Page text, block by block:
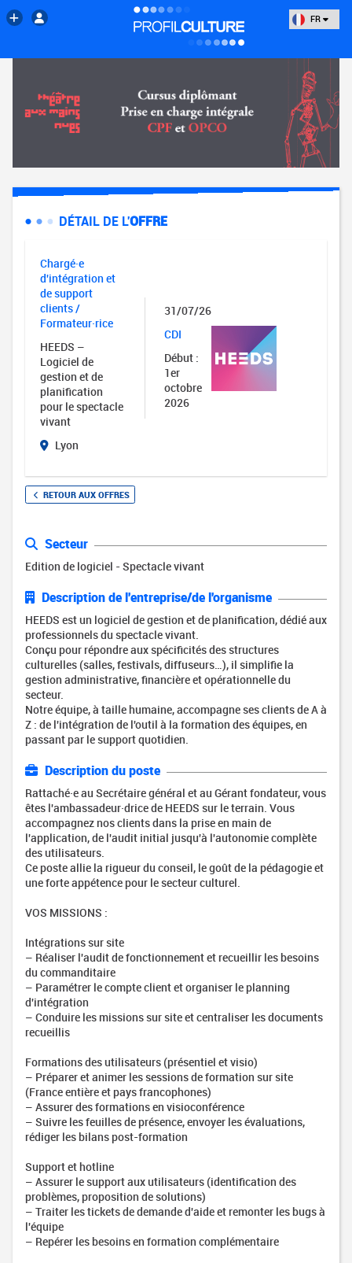
FR
DÉTAIL DE L'OFFRE
Chargé·e
d'intégration et
de support
clients /
Formateur·rice
HEEDS –
Logiciel de
gestion et de
planification
pour le spectacle
vivant
Lyon
31/07/26
CDI
Début :
1er
octobre
2026
RETOUR AUX OFFRES
Secteur
Edition de logiciel - Spectacle vivant
Description de l'entreprise/de l'organisme
HEEDS est un logiciel de gestion et de planification, dédié aux
professionnels du spectacle vivant.
Conçu pour répondre aux spécificités des structures
culturelles (salles, festivals, diffuseurs…), il simplifie la
gestion administrative, financière et opérationnelle du
secteur.
Notre équipe, à taille humaine, accompagne ses clients de A à
Z : de l'intégration de l'outil à la formation des équipes, en
passant par le support quotidien.
Description du poste
Rattaché·e au Secrétaire général et au Gérant fondateur, vous
êtes l'ambassadeur·drice de HEEDS sur le terrain. Vous
accompagnez nos clients dans la prise en main de
l'application, de l'audit initial jusqu'à l'autonomie complète
des utilisateurs.
Ce poste allie la rigueur du conseil, le goût de la pédagogie et
une forte appétence pour le secteur culturel.
VOS MISSIONS :
Intégrations sur site
– Réaliser l'audit de fonctionnement et recueillir les besoins
du commanditaire
– Paramétrer le compte client et organiser le planning
d'intégration
– Conduire les missions sur site et centraliser les documents
recueillis
Formations des utilisateurs (présentiel et visio)
– Préparer et animer les sessions de formation sur site
(France entière et pays francophones)
– Assurer des formations en visioconférence
– Suivre les feuilles de présence, envoyer les évaluations,
rédiger les bilans post-formation
Support et hotline
– Assurer le support aux utilisateurs (identification des
problèmes, proposition de solutions)
– Traiter les tickets de demande d'aide et remonter les bugs à
l'équipe
– Repérer les besoins en formation complémentaire